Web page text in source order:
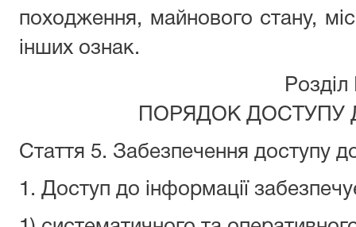
походження, майнового стану,
інших ознак.
Розділ
ПОРЯДОК ДОСТУПУ
Стаття 5. Забезпечення доступу
1. Доступ до інформації